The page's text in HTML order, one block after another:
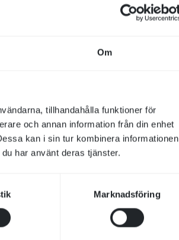
Om
tillhandahålla funktioner för
och annan information från din enhet
kan i sin tur kombinera informationen
har använt deras tjänster.
Marknadsföring